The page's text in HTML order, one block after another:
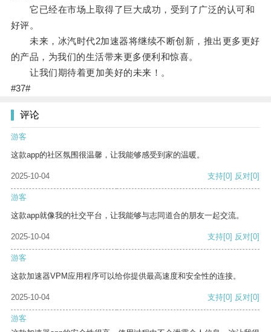
它已经在市场上取得了巨大成功，受到了广泛的认可和
好评。
未来，冰汽时代2加速器将继续不断创新，推出更多更好
的产品，为我们的生活带来更多便利和惊喜。
让我们期待着更加美好的未来！。
#37#
评论
游客
这款app的社区氛围很温馨，让我能够感受到家的温暖。
2025-10-04 支持[0] 反对[0]
游客
这款app就像我的社交平台，让我能够与志同道合的朋友一起交流。
2025-10-04 支持[0] 反对[0]
游客
这款加速器VPM应用程序可以给你提供最高速度和安全性的连接。
2025-10-04 支持[0] 反对[0]
游客